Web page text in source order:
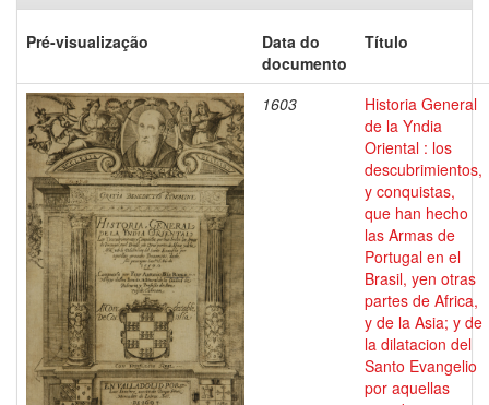
Pré-visualização
Data do
documento
Título
1603
Historia General
de la Yndia
Oriental : los
descubrimientos,
y conquistas,
que han hecho
las Armas de
Portugal en el
Brasil, yen otras
partes de Africa,
y de la Asia; y de
la dilatacion del
Santo Evangelio
por aquellas